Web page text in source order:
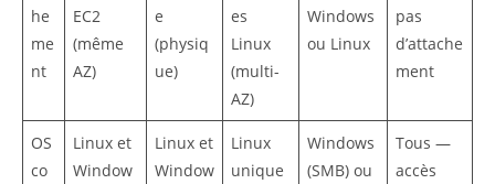
he
me
nt
EC2
(même
AZ)
e
(physiq
ue)
es
Linux
(multi-
AZ)
Windows
ou Linux
pas
d’attache
ment
OS
co
Linux et
Window
Linux et
Window
Linux
unique
Windows
(SMB) ou
Tous —
accès